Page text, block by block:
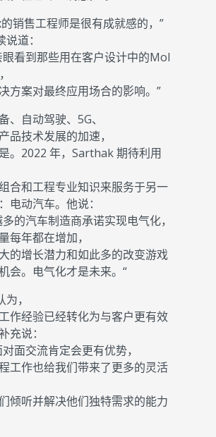
销售工程师是很有成就感的，”
道：
眼看到那些用在客户设计中的Mol
方案对最终应用场合的影响。”
、自动驾驶、5G、
品技术发展的加速，
。2022 年，Sarthak 期待利用
合和工程专业知识来服务于另一
电动汽车。他说：
的汽车制造商承诺实现电气化，
每年都在增加，
的增长潜力和如此多的改变游戏
会。电气化才是未来。“
，
作经验已经转化为与客户更有效
充说：
面交流肯定会更有优势，
工作也给我们带来了更多的灵活
倾听并解决他们独特需求的能力